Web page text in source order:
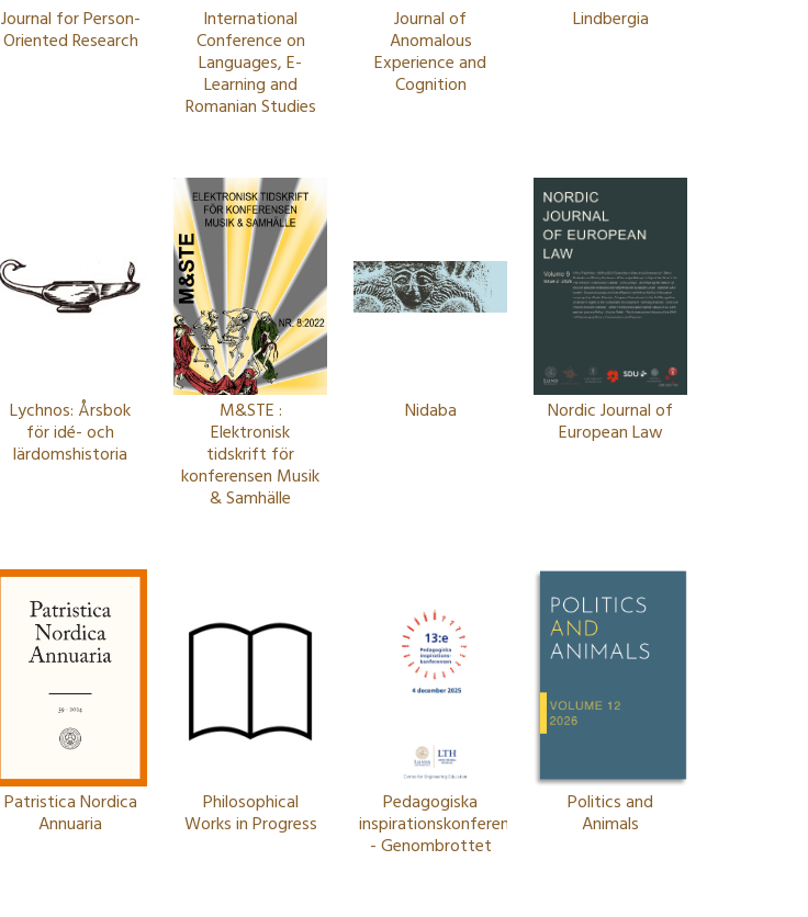
Journal for Person-
Oriented Research
International
Conference on
Languages, E-
Learning and
Romanian Studies
Journal of
Anomalous
Experience and
Cognition
Lindbergia
Lychnos: Årsbok
för idé- och
lärdomshistoria
M&STE :
Elektronisk
tidskrift för
konferensen Musik
& Samhälle
Nidaba Nordic Journal of
European Law
Patristica Nordica
Annuaria
Philosophical
Works in Progress
Pedagogiska
inspirationskonferensen
- Genombrottet
Politics and
Animals